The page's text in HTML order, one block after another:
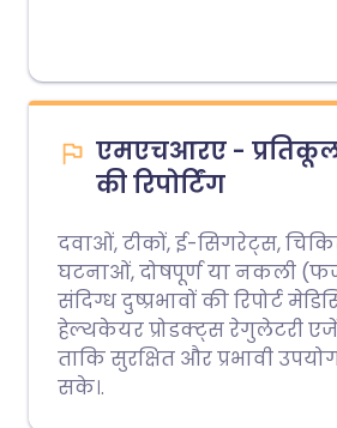
एमएचआरए - प्रतिकूल
की रिपोर्टिंग
दवाओं, टीकों, ई-सिगरेट्स,
घटनाओं, दोषपूर्ण या नकली
संदिग्ध दुष्प्रभावों की रिपोर्ट
हेल्थकेयर प्रोडक्ट्स रेगुलेटरी
ताकि सुरक्षित और प्रभावी
सके।.